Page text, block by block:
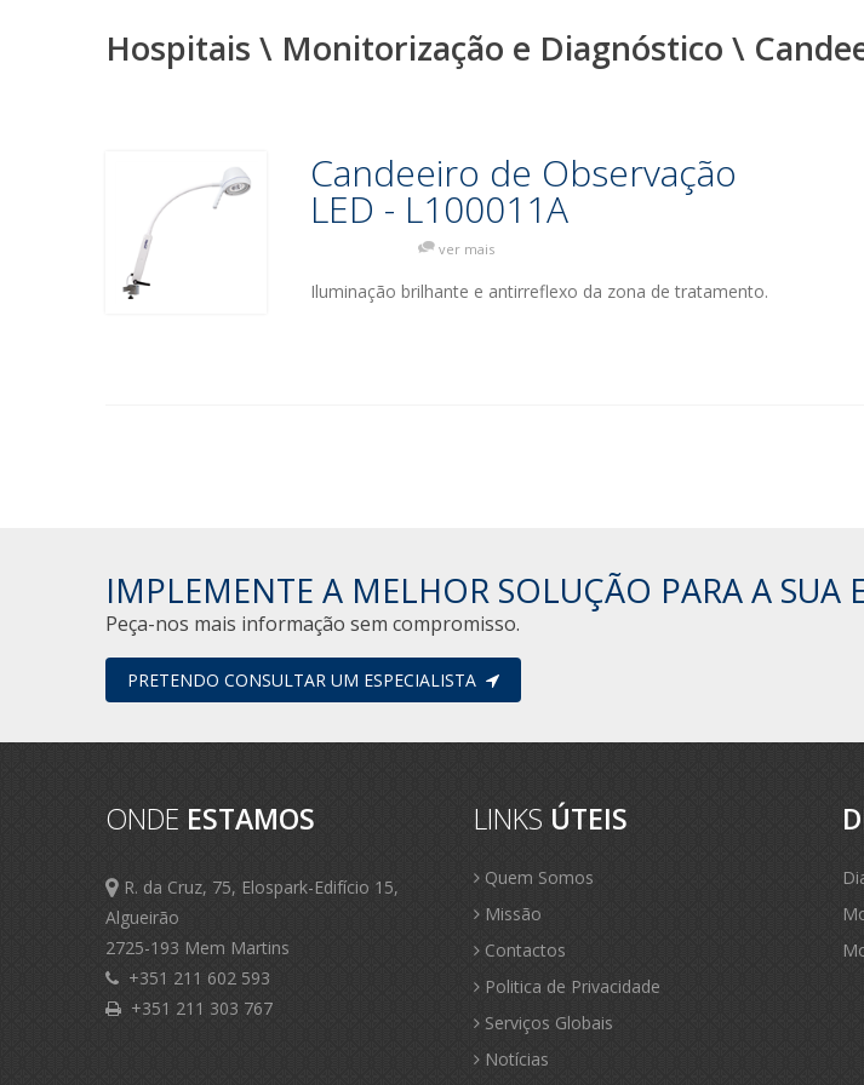
Hospitais \ Monitorização e Diagnóstico \
Candeeiro de Observação
LED - L100011A
ver mais
Iluminação brilhante e antirreflexo da zona de tratamento.
IMPLEMENTE A MELHOR SOLUÇÃO PARA A SUA
Peça-nos mais informação sem compromisso.
PRETENDO CONSULTAR UM ESPECIALISTA
ONDE ESTAMOS
R. da Cruz, 75, Elospark-Edifício 15,
Algueirão
2725-193 Mem Martins
+351 211 602 593
+351 211 303 767
LINKS ÚTEIS
Quem Somos
Missão
Contactos
Politica de Privacidade
Serviços Globais
Notícias